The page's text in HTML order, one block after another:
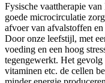
Fysische vaattherapie
goede microcirculatie
afvoer van afvalstoffen
Door onze leefstijl, met
voeding en een hoog
tegengewerkt. Het
vitaminen etc. de cellen